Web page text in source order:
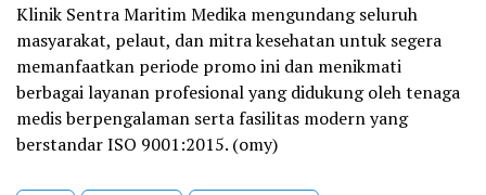
Klinik Sentra Maritim Medika mengundang seluruh
masyarakat, pelaut, dan mitra kesehatan untuk segera
memanfaatkan periode promo ini dan menikmati
berbagai layanan profesional yang didukung oleh tenaga
medis berpengalaman serta fasilitas modern yang
berstandar ISO 9001:2015. (omy)